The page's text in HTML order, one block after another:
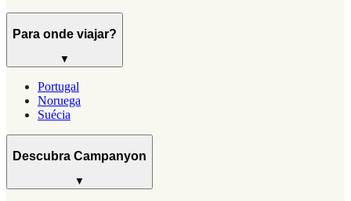
Para onde viajar?
▼
Portugal
Noruega
Suécia
Descubra Campanyon
▼